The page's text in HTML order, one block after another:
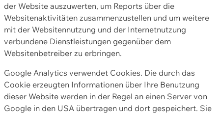
der Website auszuwerten, um Reports über die
Websitenaktivitäten zusammenzustellen und um weitere
mit der Websitennutzung und der Internetnutzung
verbundene Dienstleistungen gegenüber dem
Websitenbetreiber zu erbringen.
Google Analytics verwendet Cookies. Die durch das
Cookie erzeugten Informationen über Ihre Benutzung
dieser Website werden in der Regel an einen Server von
Google in den USA übertragen und dort gespeichert. Sie